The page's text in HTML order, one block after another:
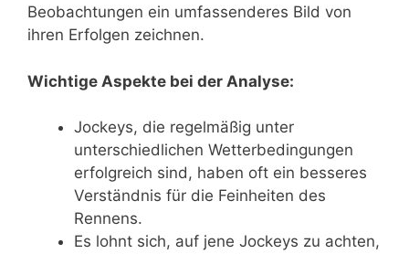
Beobachtungen ein umfassenderes Bild von
ihren Erfolgen zeichnen.
Wichtige Aspekte bei der Analyse:
Jockeys, die regelmäßig unter
unterschiedlichen Wetterbedingungen
erfolgreich sind, haben oft ein besseres
Verständnis für die Feinheiten des
Rennens.
Es lohnt sich, auf jene Jockeys zu achten,